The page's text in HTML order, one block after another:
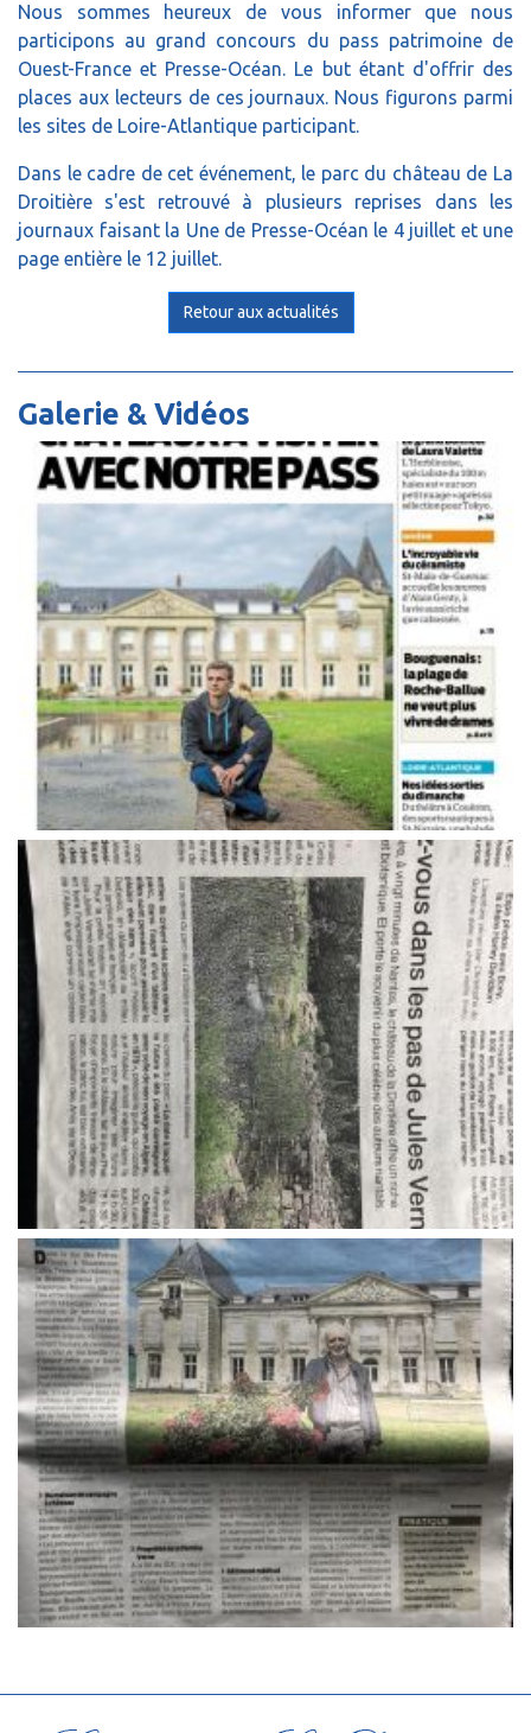
Nous sommes heureux de vous informer que nous
participons au grand concours du pass patrimoine de
Ouest-France et Presse-Océan. Le but étant d'offrir des
places aux lecteurs de ces journaux. Nous figurons parmi
les sites de Loire-Atlantique participant.
Dans le cadre de cet événement, le parc du château de La
Droitière s'est retrouvé à plusieurs reprises dans les
journaux faisant la Une de Presse-Océan le 4 juillet et une
page entière le 12 juillet.
Retour aux actualités
Galerie & Vidéos